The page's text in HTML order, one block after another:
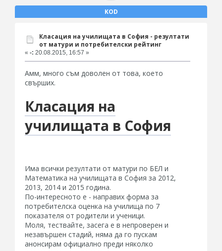
KOD
Класация на училищата в София - резултати
от матури и потребителски рейтинг
« -: 20.08.2015, 16:57 »
Амм, много съм доволен от това, което
свърших.
Класация на
училищата в София
Има всички резултати от матури по БЕЛ и
Математика на училищата в София за 2012,
2013, 2014 и 2015 година.
По-интересното е - направих форма за
потребителска оценка на училища по 7
показателя от родители и ученици.
Моля, тествайте, засега е в непроверен и
незавършен стадий, няма да го пускам
анонсирам официално преди няколко